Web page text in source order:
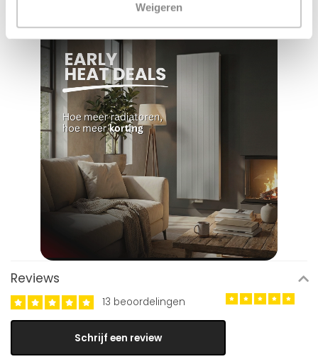
Weigeren
Reviews
13 beoordelingen
Schrijf een review